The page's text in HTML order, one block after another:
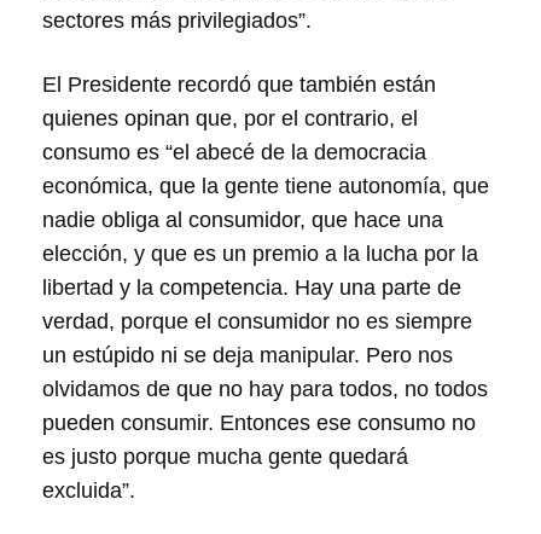
sectores más privilegiados”.
El Presidente recordó que también están
quienes opinan que, por el contrario, el
consumo es “el abecé de la democracia
económica, que la gente tiene autonomía, que
nadie obliga al consumidor, que hace una
elección, y que es un premio a la lucha por la
libertad y la competencia. Hay una parte de
verdad, porque el consumidor no es siempre
un estúpido ni se deja manipular. Pero nos
olvidamos de que no hay para todos, no todos
pueden consumir. Entonces ese consumo no
es justo porque mucha gente quedará
excluida”.